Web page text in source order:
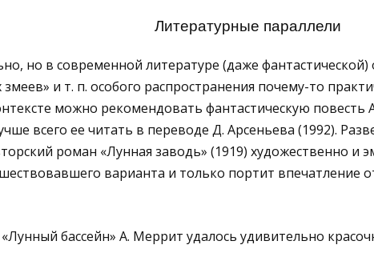
Литературные параллели
но в современной литературе (даже фантастической)
змеев» и т. п. особого распространения почему-то
можно рекомендовать фантастическую повесть
всего ее читать в переводе Д. Арсеньева (1992).
роман «Лунная заводь» (1919) художественно и
варианта и только портит впечатление
бассейн» А. Меррит удалось удивительно